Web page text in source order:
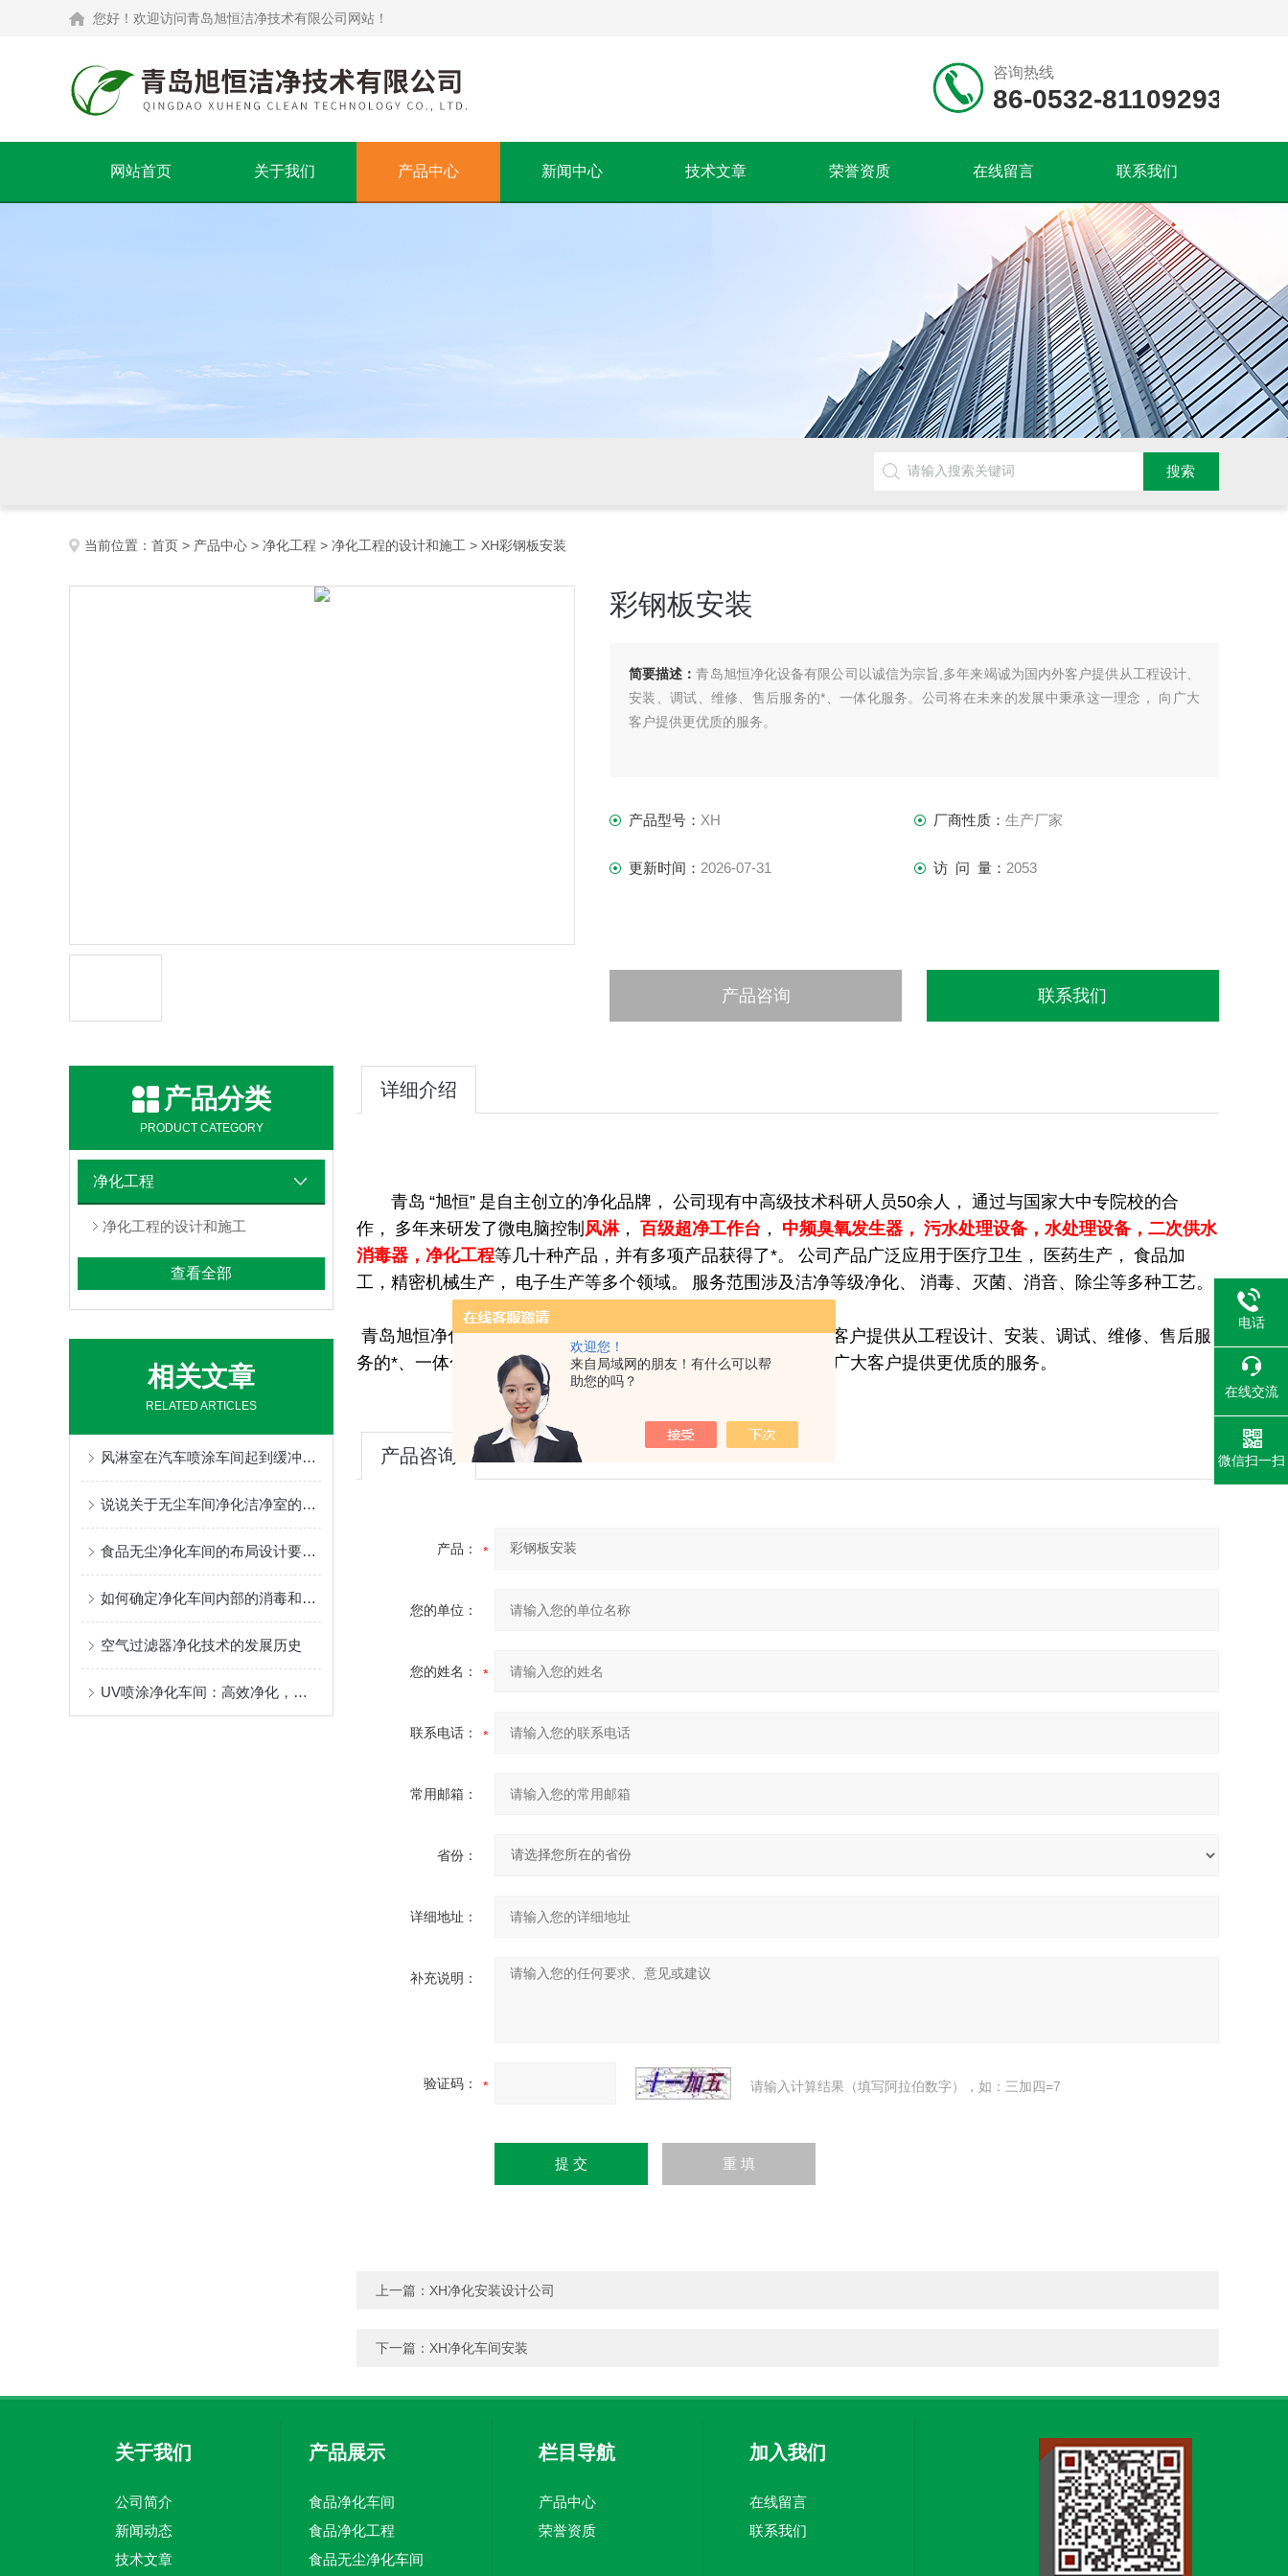
欢迎您！
来自局域网的朋友！有什么可以帮
助您的吗？
您好！欢迎访问青岛旭恒洁净技术有限公司网站！
咨询热线
86-0532-81109293
网站首页 关于我们 产品中心 新闻中心 技术文章 荣誉资质 在线留言 联系我们
当前位置： 首页 > 产品中心 > 净化工程 > 净化工程的设计和施工 > XH彩钢板安装
彩钢板安装
简要描述：青岛旭恒净化设备有限公司以诚信为宗旨,多年来竭诚为国内外客户提供从工程设计、
安装、调试、维修、售后服务的*、一体化服务。公司将在未来的发展中秉承这一理念， 向广大
客户提供更优质的服务。
产品型号： XH 厂商性质： 生产厂家
更新时间： 2026-07-31 访 问 量： 2053
产品咨询 联系我们
产品分类
PRODUCT CATEGORY
净化工程
净化工程的设计和施工
查看全部
相关文章
RELATED ARTICLES
风淋室在汽车喷涂车间起到缓冲作用
说说关于无尘车间净化洁净室的工作指南
食品无尘净化车间的布局设计要点：从人物流分离到防止交叉污染的整体规划
如何确定净化车间内部的消毒和施工流程？
空气过滤器净化技术的发展历史
UV喷涂净化车间：高效净化，喷涂质量新保障
详细介绍
青岛 “旭恒” 是自主创立的净化品牌， 公司现有中高级技术科研人员50余人， 通过与国家大中专院校的合
作， 多年来研发了微电脑控制 风淋， 百级超净工作台 ， 中频臭氧发生器， 污水处理设备，水处理设备，二次供水
消毒器，净化工程等几十种产品，并有多项产品获得了*。 公司产品广泛应用于医疗卫生， 医药生产， 食品加
工，精密机械生产， 电子生产等多个领域。 服务范围涉及洁净等级净化、 消毒、灭菌、消音、除尘等多种工艺。
青岛旭恒净化设备有限公司以诚信为宗旨,多年来竭诚为国内外客户提供从工程设计、安装、调试、维修、售后服
务的*、一体化服务。公司将在未来的发展中秉承这一理念，
向广大客户提供更优质的服务。
产品咨询
产品：
您的单位：
您的姓名：
联系电话：
常用邮箱：
省份：
详细地址：
补充说明：
验证码： 请输入计算结果（填写阿拉伯数字），如：三加四=7
上一篇： XH净化安装设计公司
下一篇： XH净化车间安装
关于我们
公司简介
新闻动态
技术文章
产品展示
食品净化车间
食品净化工程
食品无尘净化车间
栏目导航
产品中心
荣誉资质
加入我们
在线留言
联系我们
电话
在线交流
微信扫一扫